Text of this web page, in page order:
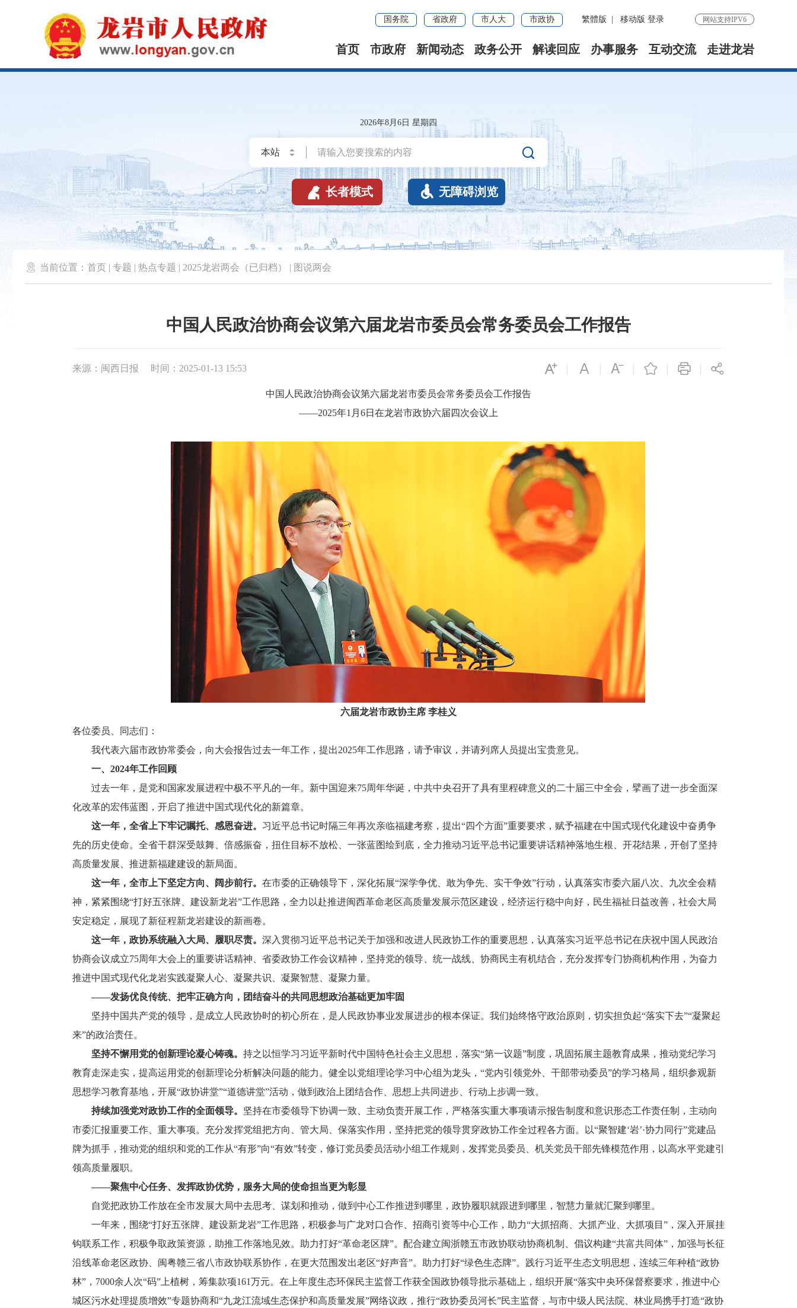
国务院 省政府 市人大 市政协 繁體版 移动版 登录 网站支持IPV6
首页 市政府 新闻动态 政务公开 解读回应 办事服务 互动交流 走进龙岩
2026年8月6日 星期四

 长者模式  无障碍浏览
 当前位置： 首页 | 专题 | 热点专题 | 2025龙岩两会（已归档） | 图说两会
中国人民政治协商会议第六届龙岩市委员会常务委员会工作报告
来源：闽西日报 时间：2025-01-13 15:53
中国人民政治协商会议第六届龙岩市委员会常务委员会工作报告
——2025年1月6日在龙岩市政协六届四次会议上
六届龙岩市政协主席 李桂义
各位委员、同志们：
我代表六届市政协常委会，向大会报告过去一年工作，提出2025年工作思路，请予审议，并请列席人员提出宝贵意见。
一、2024年工作回顾
过去一年，是党和国家发展进程中极不平凡的一年。新中国迎来75周年华诞，中共中央召开了具有里程碑意义的二十届三中全会，擘画了进一步全面深
化改革的宏伟蓝图，开启了推进中国式现代化的新篇章。
这一年，全省上下牢记嘱托、感恩奋进。 习近平总书记时隔三年再次亲临福建考察，提出“四个方面”重要要求，赋予福建在中国式现代化建设中奋勇争
先的历史使命。全省干群深受鼓舞、倍感振奋，扭住目标不放松、一张蓝图绘到底，全力推动习近平总书记重要讲话精神落地生根、开花结果，开创了坚持
高质量发展、推进新福建建设的新局面。
这一年，全市上下坚定方向、阔步前行。 在市委的正确领导下，深化拓展“深学争优、敢为争先、实干争效”行动，认真落实市委六届八次、九次全会精
神，紧紧围绕“打好五张牌、建设新龙岩”工作思路，全力以赴推进闽西革命老区高质量发展示范区建设，经济运行稳中向好，民生福祉日益改善，社会大局
安定稳定，展现了新征程新龙岩建设的新画卷。
这一年，政协系统融入大局、履职尽责。 深入贯彻习近平总书记关于加强和改进人民政协工作的重要思想，认真落实习近平总书记在庆祝中国人民政治
协商会议成立75周年大会上的重要讲话精神、省委政协工作会议精神，坚持党的领导、统一战线、协商民主有机结合，充分发挥专门协商机构作用，为奋力
推进中国式现代化龙岩实践凝聚人心、凝聚共识、凝聚智慧、凝聚力量。
——发扬优良传统、把牢正确方向，团结奋斗的共同思想政治基础更加牢固
坚持中国共产党的领导，是成立人民政协时的初心所在，是人民政协事业发展进步的根本保证。我们始终恪守政治原则，切实担负起“落实下去”“凝聚起
来”的政治责任。
坚持不懈用党的创新理论凝心铸魂。 持之以恒学习习近平新时代中国特色社会主义思想，落实“第一议题”制度，巩固拓展主题教育成果，推动党纪学习
教育走深走实，提高运用党的创新理论分析解决问题的能力。健全以党组理论学习中心组为龙头，“党内引领党外、干部带动委员”的学习格局，组织参观新
思想学习教育基地，开展“政协讲堂”“道德讲堂”活动，做到政治上团结合作、思想上共同进步、行动上步调一致。
持续加强党对政协工作的全面领导。 坚持在市委领导下协调一致、主动负责开展工作，严格落实重大事项请示报告制度和意识形态工作责任制，主动向
市委汇报重要工作、重大事项。充分发挥党组把方向、管大局、保落实作用，坚持把党的领导贯穿政协工作全过程各方面。以“聚智建‘岩’·协力同行”党建品
牌为抓手，推动党的组织和党的工作从“有形”向“有效”转变，修订党员委员活动小组工作规则，发挥党员委员、机关党员干部先锋模范作用，以高水平党建引
领高质量履职。
——聚焦中心任务、发挥政协优势，服务大局的使命担当更为彰显
自觉把政协工作放在全市发展大局中去思考、谋划和推动，做到中心工作推进到哪里，政协履职就跟进到哪里，智慧力量就汇聚到哪里。
一年来，围绕“打好五张牌、建设新龙岩”工作思路，积极参与广龙对口合作、招商引资等中心工作，助力“大抓招商、大抓产业、大抓项目”，深入开展挂
钩联系工作，积极争取政策资源，助推工作落地见效。助力打好“革命老区牌”。配合建立闽浙赣五市政协联动协商机制、倡议构建“共富共同体”，加强与长征
沿线革命老区政协、闽粤赣三省八市政协联系协作，在更大范围发出老区“好声音”。助力打好“绿色生态牌”。践行习近平生态文明思想，连续三年种植“政协
林”，7000余人次“码”上植树，筹集款项161万元。在上年度生态环保民主监督工作获全国政协领导批示基础上，组织开展“落实中央环保督察要求，推进中心
城区污水处理提质增效”专题协商和“九龙江流域生态保护和高质量发展”网络议政，推行“政协委员河长”民主监督，与市中级人民法院、林业局携手打造“政协